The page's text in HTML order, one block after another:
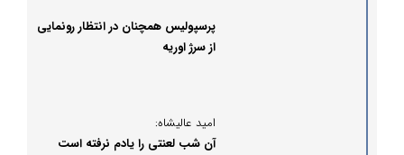
پرسپولیس همچنان در انتظار رونمایی
از سرژ اوریه
امید عالیشاه:
آن شب لعنتی را یادم نرفته است